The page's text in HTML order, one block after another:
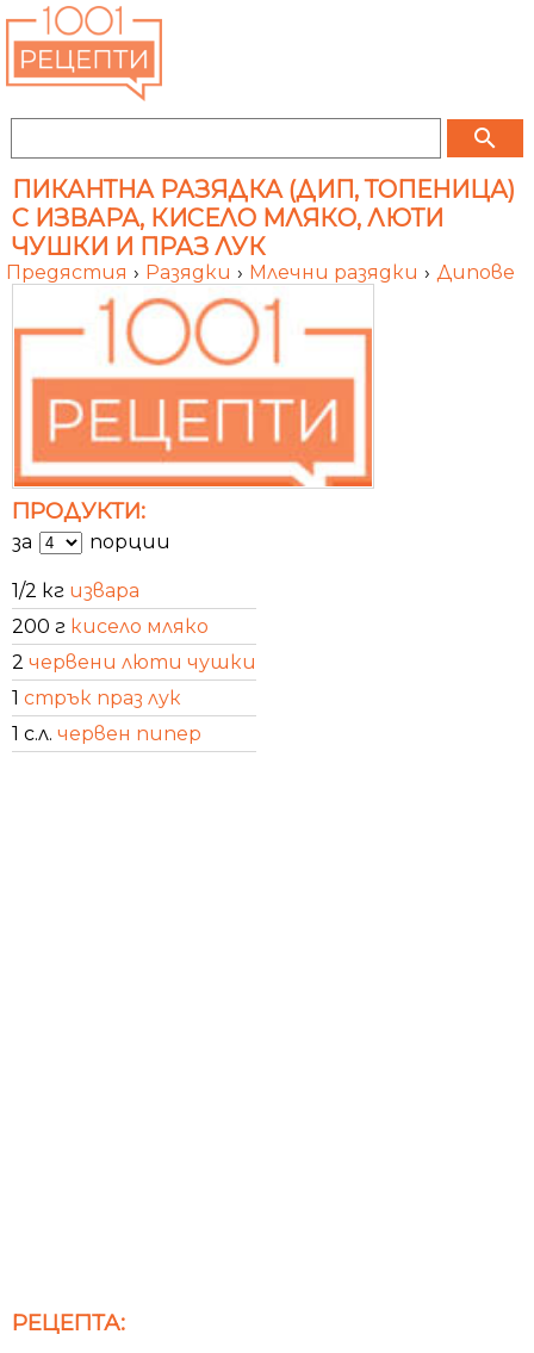
search
ПИКАНТНА РАЗЯДКА (ДИП, ТОПЕНИЦА)
С ИЗВАРА, КИСЕЛО МЛЯКО, ЛЮТИ
ЧУШКИ И ПРАЗ ЛУК
Предястия › Разядки › Млечни разядки › Дипове
ПРОДУКТИ:
за порции
1/2 кг извара
200 г кисело мляко
2 червени люти чушки
1 стрък праз лук
1 с.л. червен пипер
РЕЦЕПТА: